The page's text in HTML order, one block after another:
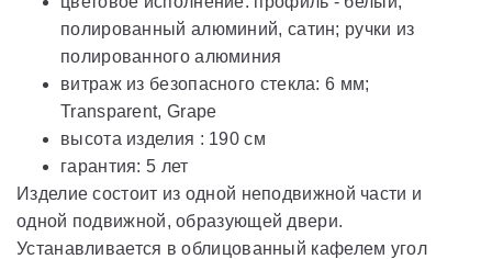
полированный алюминий, сатин; ручки из
полированного алюминия
витраж из безопасного стекла: 6 мм;
Transparent, Grape
высота изделия : 190 см
гарантия: 5 лет
Изделие состоит из одной неподвижной части и
одной подвижной, образующей двери.
Устанавливается в облицованный кафелем угол